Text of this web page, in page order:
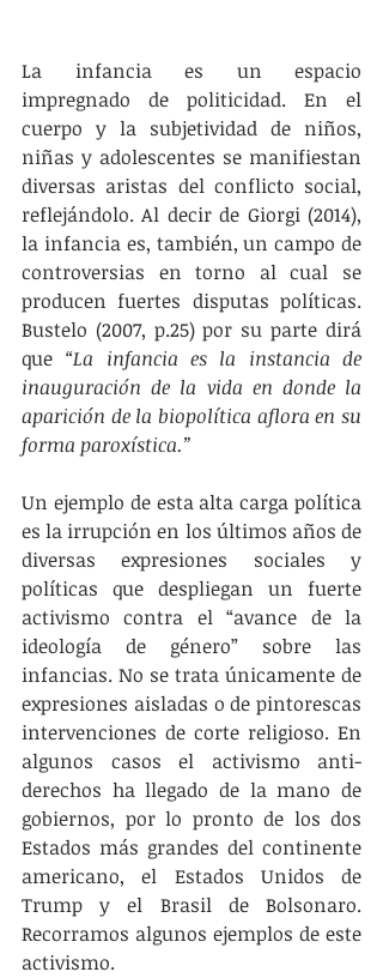
La infancia es un espacio
impregnado de politicidad. En el
cuerpo y la subjetividad de niños,
niñas y adolescentes se manifiestan
diversas aristas del conflicto social,
reflejándolo. Al decir de Giorgi (2014),
la infancia es, también, un campo de
controversias en torno al cual se
producen fuertes disputas políticas.
Bustelo (2007, p.25) por su parte dirá
que “La infancia es la instancia de
inauguración de la vida en donde la
aparición de la biopolítica aflora en su
forma paroxística.”
Un ejemplo de esta alta carga política
es la irrupción en los últimos años de
diversas expresiones sociales y
políticas que despliegan un fuerte
activismo contra el “avance de la
ideología de género” sobre las
infancias. No se trata únicamente de
expresiones aisladas o de pintorescas
intervenciones de corte religioso. En
algunos casos el activismo anti-
derechos ha llegado de la mano de
gobiernos, por lo pronto de los dos
Estados más grandes del continente
americano, el Estados Unidos de
Trump y el Brasil de Bolsonaro.
Recorramos algunos ejemplos de este
activismo.